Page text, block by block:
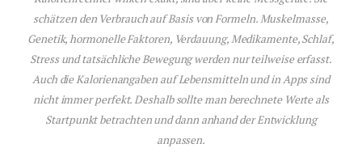
schätzen den Verbrauch auf Basis von Formeln. Muskelmasse,
Genetik, hormonelle Faktoren, Verdauung, Medikamente, Schlaf,
Stress und tatsächliche Bewegung werden nur teilweise erfasst.
Auch die Kalorienangaben auf Lebensmitteln und in Apps sind
nicht immer perfekt. Deshalb sollte man berechnete Werte als
Startpunkt betrachten und dann anhand der Entwicklung
anpassen.